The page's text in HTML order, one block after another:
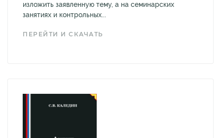
изложить заявленную тему, а на семинарских
занятиях и контрольных...
ПЕРЕЙТИ И СКАЧАТЬ